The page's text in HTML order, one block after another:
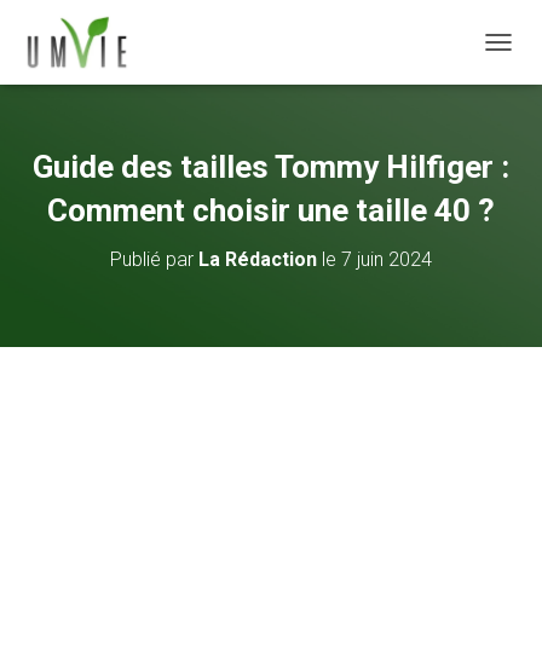
Guide des tailles Tommy Hilfiger :
Comment choisir une taille 40 ?
Publié par La Rédaction le 7 juin 2024